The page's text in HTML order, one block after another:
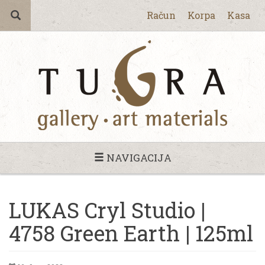
Račun Korpa Kasa
NAVIGACIJA
LUKAS Cryl Studio |
4758 Green Earth | 125ml